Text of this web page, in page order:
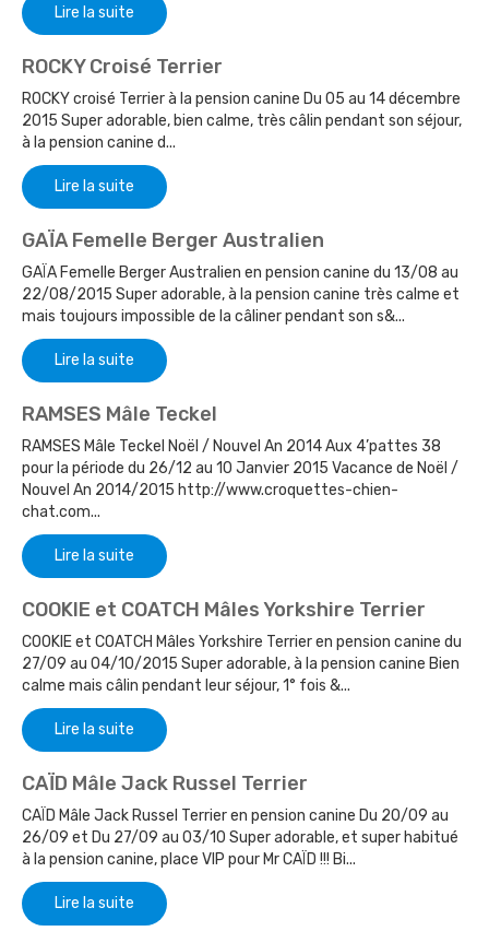
Lire la suite
ROCKY Croisé Terrier
ROCKY croisé Terrier à la pension canine Du 05 au 14 décembre
2015 Super adorable, bien calme, très câlin pendant son séjour,
à la pension canine d...
Lire la suite
GAÏA Femelle Berger Australien
GAÏA Femelle Berger Australien en pension canine du 13/08 au
22/08/2015 Super adorable, à la pension canine très calme et
mais toujours impossible de la câliner pendant son s&...
Lire la suite
RAMSES Mâle Teckel
RAMSES Mâle Teckel Noël / Nouvel An 2014 Aux 4’pattes 38
pour la période du 26/12 au 10 Janvier 2015 Vacance de Noël /
Nouvel An 2014/2015 http://www.croquettes-chien-
chat.com...
Lire la suite
COOKIE et COATCH Mâles Yorkshire Terrier
COOKIE et COATCH Mâles Yorkshire Terrier en pension canine du
27/09 au 04/10/2015 Super adorable, à la pension canine Bien
calme mais câlin pendant leur séjour, 1° fois &...
Lire la suite
CAÏD Mâle Jack Russel Terrier
CAÏD Mâle Jack Russel Terrier en pension canine Du 20/09 au
26/09 et Du 27/09 au 03/10 Super adorable, et super habitué
à la pension canine, place VIP pour Mr CAÏD !!! Bi...
Lire la suite